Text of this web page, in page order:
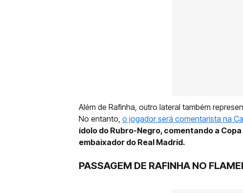
Além de Rafinha, outro lateral também
No entanto, o jogador será comentarista na
ídolo do Rubro-Negro, comentando a
embaixador do Real Madrid.
PASSAGEM DE RAFINHA NO